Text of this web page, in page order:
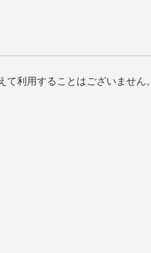
利用することはございません。